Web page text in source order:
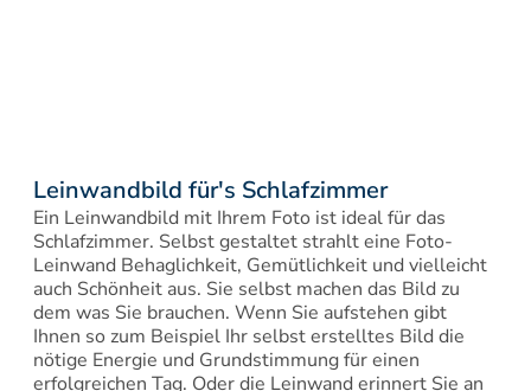
Leinwandbild für's Schlafzimmer
Ein Leinwandbild mit Ihrem Foto ist ideal für das
Schlafzimmer. Selbst gestaltet strahlt eine Foto-
Leinwand Behaglichkeit, Gemütlichkeit und vielleicht
auch Schönheit aus. Sie selbst machen das Bild zu
dem was Sie brauchen. Wenn Sie aufstehen gibt
Ihnen so zum Beispiel Ihr selbst erstelltes Bild die
nötige Energie und Grundstimmung für einen
erfolgreichen Tag. Oder die Leinwand erinnert Sie an